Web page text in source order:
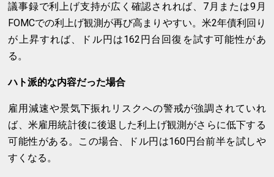
議事録で利上げ支持が広く確認されれば、7月または9月
FOMCでの利上げ観測が再び高まりやすい。米2年債利回り
が上昇すれば、ドル円は162円台回復を試す可能性があ
る。
ハト派的な内容だった場合
雇用減速や景気下振れリスクへの警戒が強調されていれ
ば、米雇用統計後に後退した利上げ観測がさらに低下する
可能性がある。この場合、ドル円は160円台前半を試しや
すくなる。